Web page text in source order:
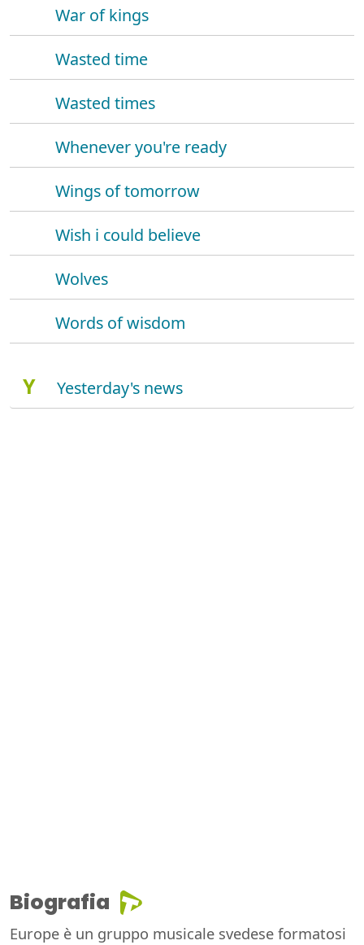
War of kings
Wasted time
Wasted times
Whenever you're ready
Wings of tomorrow
Wish i could believe
Wolves
Words of wisdom
Y Yesterday's news
Biografia
Europe è un gruppo musicale svedese formatosi